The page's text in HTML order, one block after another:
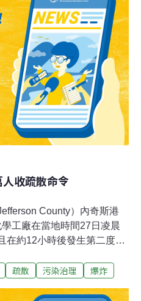
調查中。
收疏散命令
County）內奇斯港
工廠在當地時間27日凌晨
在約12小時後發生第二度爆
），主要生產用來製造合
疏散 污染治理 爆炸